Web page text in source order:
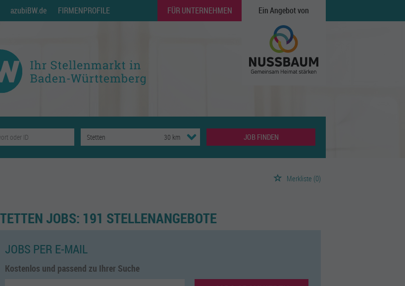
azubiBW.de FIRMENPROFILE FÜR UNTERNEHMEN Ein Angebot von
JOB FINDEN
Merkliste (0)
JOBS: 191 STELLENANGEBOTE
JOBS PER E-MAIL
Kostenlos und passend zu Ihrer Suche